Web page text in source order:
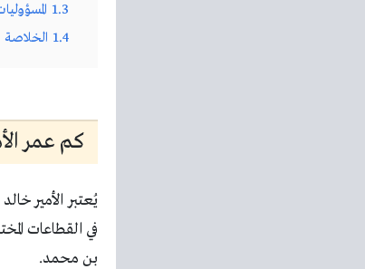
1.3
1.4 الخلاصة
كم عمر
يُعتبر الأمير
في القطاعات
بن محمد.